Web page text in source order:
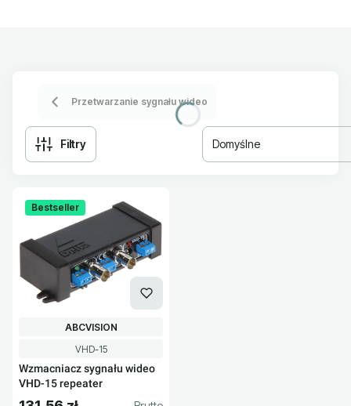
Przetwarzanie sygnału wideo
Filtry Domyślne
Bestseller
Kod produktu
VHD-15
Wzmacniacz sygnału wideo
VHD-15 repeater
PRODUCENT
ABCVISION